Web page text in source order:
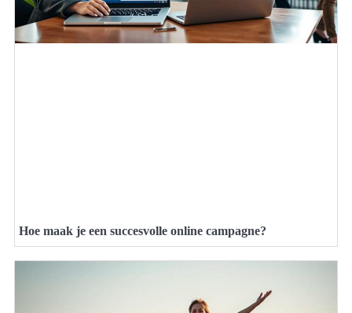
Hoe maak je een succesvolle online campagne?